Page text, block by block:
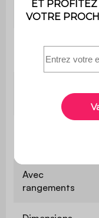
plateau
Espace entre
les pieds
Avec
rangements